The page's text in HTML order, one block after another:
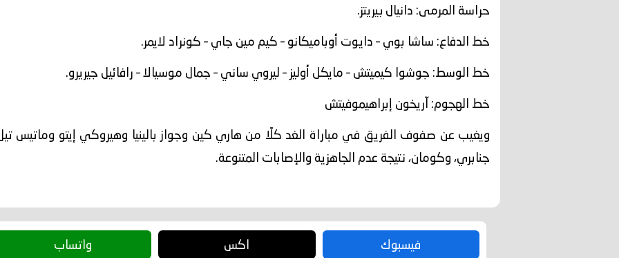
حراسة المرمى: دانيال بيريتز.
خط الدفاع: ساشا بوي – دايوت أوباميكانو – كيم مين جاي – كونراد لايمر.
خط الوسط: جوشوا كيميتش – مايكل أوليز – ليروي ساني – جمال موسيالا – رافائيل جيريرو.
خط الهجوم: آريخون إبراهيموفيتش
ويغيب عن صفوف الفريق في مباراة الغد كلًا من هاري كين وجواز بالينيا وهيروكي إيتو وماتيس
جنابري، وكومان، نتيجة عدم الجاهزية والإصابات المتنوعة.
فيسبوك اكس واتساب